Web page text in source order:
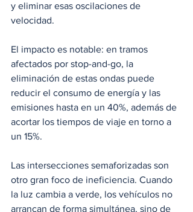
y eliminar esas oscilaciones de
velocidad.
El impacto es notable: en tramos
afectados por stop-and-go, la
eliminación de estas ondas puede
reducir el consumo de energía y las
emisiones hasta en un 40%, además de
acortar los tiempos de viaje en torno a
un 15%.
Las intersecciones semaforizadas son
otro gran foco de ineficiencia. Cuando
la luz cambia a verde, los vehículos no
arrancan de forma simultánea, sino de